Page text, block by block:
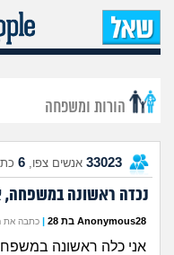
הורות ומשפחה
33023 אנשים צפו, 6
נכדה ראשונה במשפחה,
Anonymous28 בת 28 | כתבה את השאלה ב-
אני כלה ראשונה במשפחה